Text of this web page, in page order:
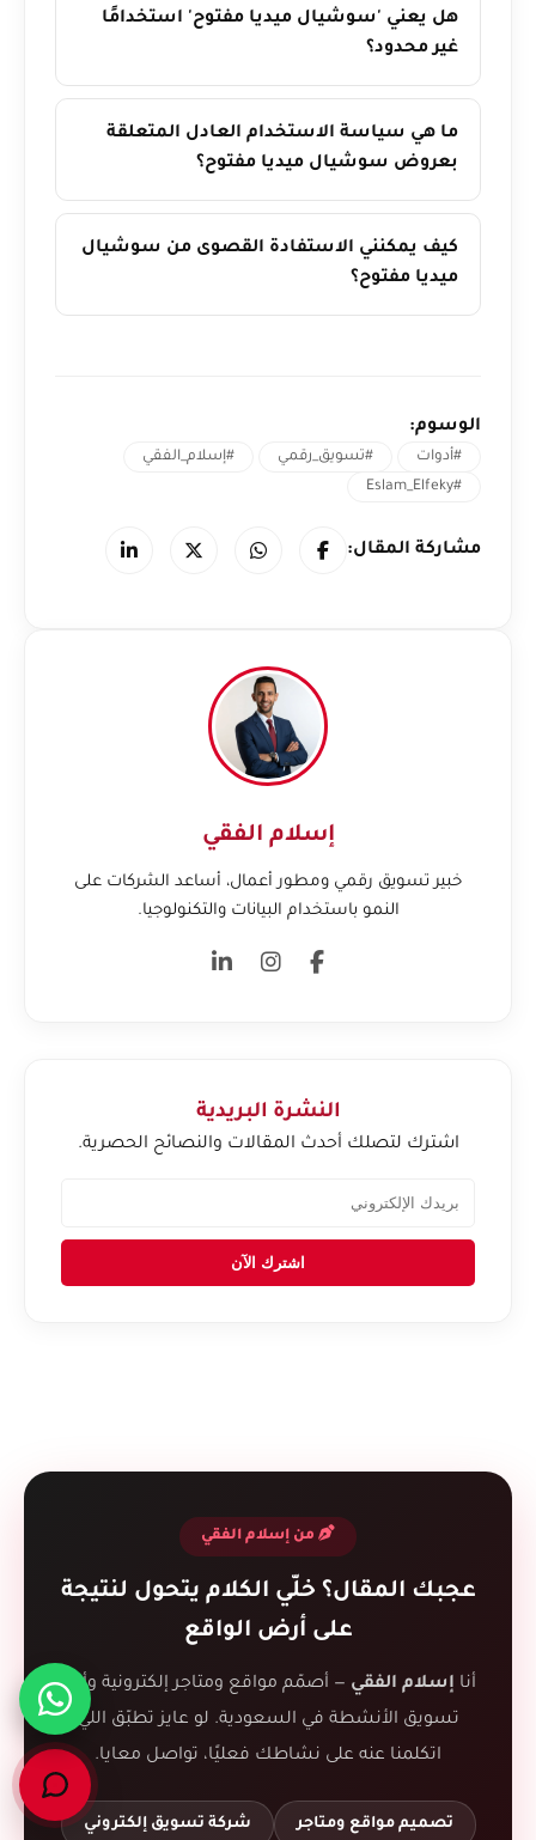
هل يعني 'سوشيال ميديا مفتوح' استخدامًا
غير محدود؟
ما هي سياسة الاستخدام العادل المتعلقة
بعروض سوشيال ميديا مفتوح؟
كيف يمكنني الاستفادة القصوى من سوشيال
ميديا مفتوح؟
الوسوم:
#أدوات #تسويق_رقمي
#إسلام_الفقي
#Eslam_Elfeky
مشاركة المقال:
إسلام الفقي
خبير تسويق رقمي ومطور أعمال، أساعد الشركات على
النمو باستخدام البيانات والتكنولوجيا.
النشرة البريدية
اشترك لتصلك أحدث المقالات والنصائح الحصرية.
اشترك الآن
من إسلام الفقي
عجبك المقال؟ خلّي الكلام يتحول لنتيجة
على أرض الواقع
أنا إسلام الفقي — أصمّم مواقع ومتاجر إلكترونية وأدير
تسويق الأنشطة في السعودية. لو عايز تطبّق اللي
اتكلمنا عنه على نشاطك فعليًا، تواصل معايا.
تصميم مواقع ومتاجر شركة تسويق إلكتروني